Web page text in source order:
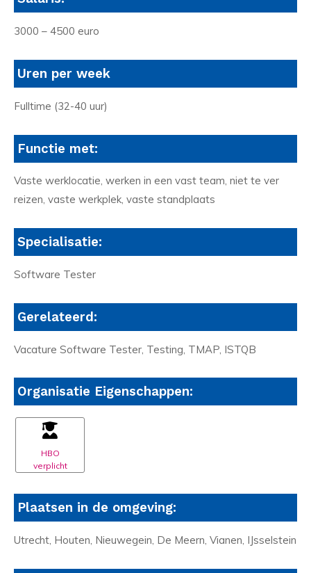
3000 – 4500 euro
Uren per week
Fulltime (32-40 uur)
Functie met:
Vaste werklocatie, werken in een vast team, niet te ver
reizen, vaste werkplek, vaste standplaats
Specialisatie:
Software Tester
Gerelateerd:
Vacature Software Tester, Testing, TMAP, ISTQB
Organisatie Eigenschappen:
HBO
verplicht
Plaatsen in de omgeving:
Utrecht, Houten, Nieuwegein, De Meern, Vianen, IJsselstein